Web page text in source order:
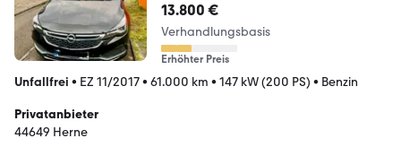
13.800 €
Verhandlungsbasis
Erhöhter Preis
Unfallfrei • EZ 11/2017• 61.000 km • 147 kW (200 PS) • Benzin
Privatanbieter
44649 Herne